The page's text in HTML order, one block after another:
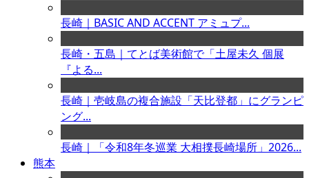
長崎｜BASIC AND ACCENT アミュプ...
長崎・五島｜てとば美術館で「土屋未久 個展
『よる...
長崎｜壱岐島の複合施設「天比登都」にグランピ
ング...
長崎｜「令和8年冬巡業 大相撲長崎場所」2026...
熊本